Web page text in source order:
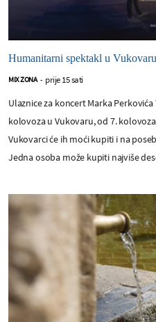
Humanitarni spektakl u Vukovaru
MIX ZONA - prije 15 sati
Ulaznice za koncert Marka
kolovoza u Vukovaru, od 7.
Vukovarci će ih moći kupiti i na
Jedna osoba može kupiti najviše